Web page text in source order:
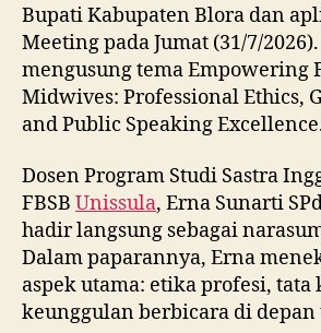
Bupati Kabupaten Blora dan
Meeting pada Jumat (31/7/
mengusung tema Empowering
Midwives: Professional Ethics,
and Public Speaking
Dosen Program Studi Sastra
FBSB Unissula, Erna Sunarti
hadir langsung sebagai
Dalam paparannya, Erna
aspek utama: etika profesi, tata
keunggulan berbicara di depan